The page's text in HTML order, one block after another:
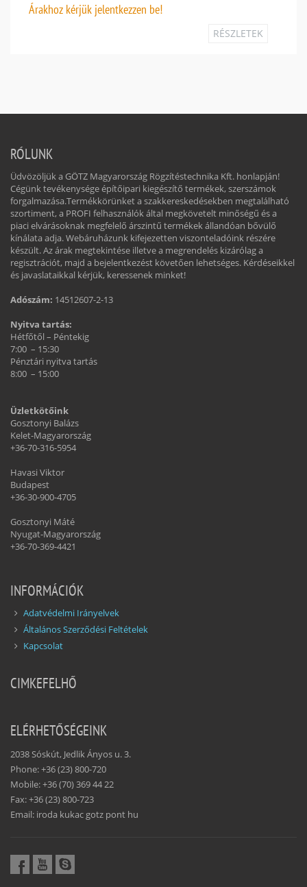
Árakhoz kérjük jelentkezzen be!
RÉSZLETEK
RÓLUNK
Üdvözöljük a GÖTZ Magyarország Rögzítéstechnika Kft. honlapján!
Cégünk tevékenysége építőipari kiegészítő termékek, szerszámok
forgalmazása.Termékkörünket a szakkereskedésekben megtalálható
szortiment, a PROFI felhasználók által megkövetelt minőségű és a
piaci elvárásoknak megfelelő árszintű termékek állandóan bővülő
kínálata adja. Webáruházunk kifejezetten viszonteladóink részére
készült. Az árak megtekintése illetve a megrendelés kizárólag a
regisztrációt, majd a bejelentkezést követően lehetséges. Kérdéseikkel
és javaslataikkal kérjük, keressenek minket!
Adószám: 14512607-2-13
Nyitva tartás:
Hétfőtől – Péntekig
7:00 – 15:30
Pénztári nyitva tartás
8:00 – 15:00
Üzletkötőink
Gosztonyi Balázs
Kelet-Magyarország
+36-70-316-5954
Havasi Viktor
Budapest
+36-30-900-4705
Gosztonyi Máté
Nyugat-Magyarország
+36-70-369-4421
INFORMÁCIÓK
Adatvédelmi Irányelvek
Általános Szerződési Feltételek
Kapcsolat
CIMKEFELHŐ
ELÉRHETŐSÉGEINK
2038 Sóskút, Jedlik Ányos u. 3.
Phone: +36 (23) 800-720
Mobile: +36 (70) 369 44 22
Fax: +36 (23) 800-723
Email: iroda kukac gotz pont hu